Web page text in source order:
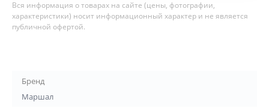
Вся информация о товарах на сайте (цены, фотографии,
характеристики) носит информационный характер и не является
публичной офертой.
Бренд
Маршал